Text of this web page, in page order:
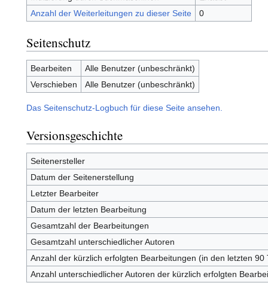
Anzahl der Weiterleitungen zu dieser Seite
0
Seitenschutz
Bearbeiten
Alle Benutzer (unbeschränkt)
Verschieben
Alle Benutzer (unbeschränkt)
Das Seitenschutz-Logbuch für diese Seite ansehen.
Versionsgeschichte
Seitenersteller
Datum der Seitenerstellung
Letzter Bearbeiter
Datum der letzten Bearbeitung
Gesamtzahl der Bearbeitungen
Gesamtzahl unterschiedlicher Autoren
Anzahl der kürzlich erfolgten Bearbeitungen (in den letzten 90
Anzahl unterschiedlicher Autoren der kürzlich erfolgten